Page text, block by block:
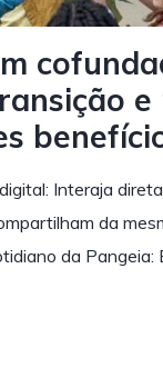
e
Interaja
da
da Pangeia: